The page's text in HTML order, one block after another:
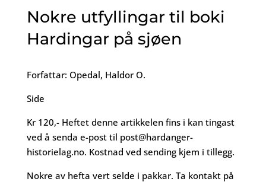
Nokre utfyllingar til boki
Hardingar på sjøen
Forfattar: Opedal, Haldor O.
Side
Kr 120,- Heftet denne artikkelen fins i kan tingast
ved å senda e-post til post@hardanger-
historielag.no. Kostnad ved sending kjem i tillegg.
Nokre av hefta vert selde i pakkar. Ta kontakt på